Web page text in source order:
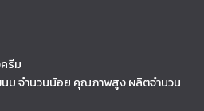
รีม
นม จำนวนน้อย คุณภาพสูง ผลิตจำนวน